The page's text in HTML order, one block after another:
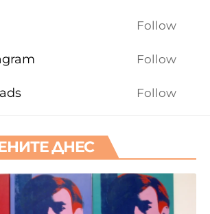
Follow
Follow
Follow
ДНЕС